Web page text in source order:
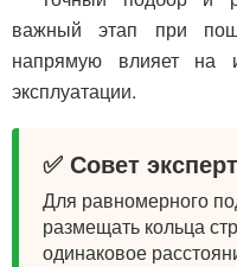
важный этап при
напрямую влияет на
эксплуатации.
✅ Совет
Для равномерного
размещать кольца
одинаковое